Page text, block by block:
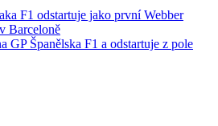
F1 odstartuje jako první Webber
Barceloně
Španělska F1 a odstartuje z pole